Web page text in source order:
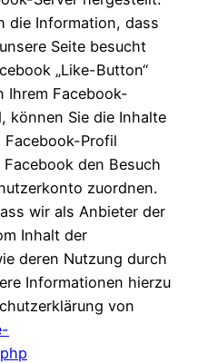
die Information, dass
Seite besucht
„Like-Button“
Ihrem Facebook-
können Sie die Inhalte
Facebook-Profil
den Besuch
zuordnen.
wir als Anbieter der
Inhalt der
deren Nutzung durch
Informationen hierzu
von